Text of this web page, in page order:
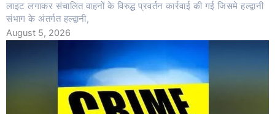
लाइट लगाकर संचालित वाहनों के विरुद्ध प्रवर्तन कार्रवाई की गई जिसमे हल्द्वानी
संभाग के अंतर्गत हल्द्वानी,
August 5, 2026